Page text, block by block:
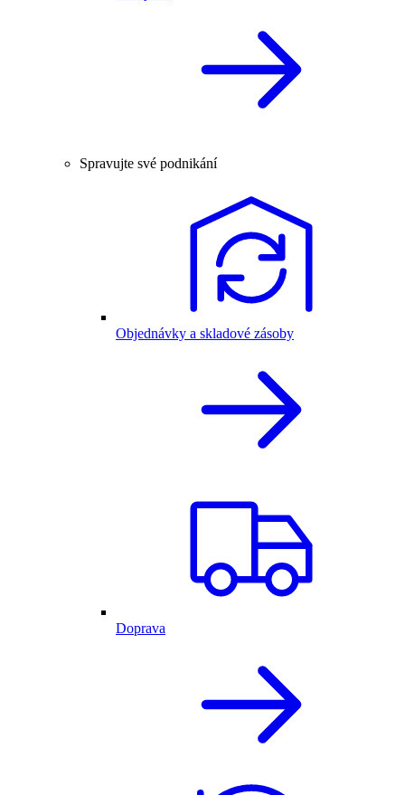
Spravujte své podnikání
Objednávky a skladové zásoby
Doprava